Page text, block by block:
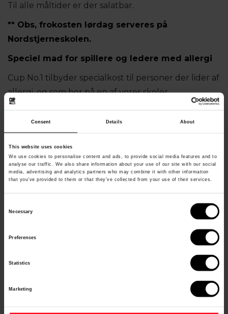
Consent Details About
This website uses cookies
We use cookies to personalise content and ads, to provide social media features and to
analyse our traffic. We also share information about your use of our site with our social
media, advertising and analytics partners who may combine it with other information
that you’ve provided to them or that they’ve collected from your use of their services.
Necessary
Preferences
Statistics
Marketing
Til alle måltider er der salatbar.
** Obs, frokosten lørdag serveres på
Nordstjerneskolen.
Speciel mad for spillere og ledere med allergi
Cup No.1 tilbyder specialkost til personer der lider af
allergi, og som bor på en af vores skoler.
Glutenfri og laktosefri, er nok de mest almindelige,
men vi tilbereder også måltider til andre former for
allergikere, hvis dette skulle være nødvendigt. Det
er også muligt at tilkøbe veganer/vegetar kost m.v.
Er du I tvivl, kontakt venligst
info(at)cupno1.com. OBS - Ingen af vores
Speciel mad bestilles via "Pro-Cup", hvor der noteres
man er i FFK-hallen hvor der spises, får personer
med speciel mad udskiftet rødt armbånd med sort
armbånd.